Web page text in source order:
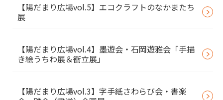
【陽だまり広場vol.5】エコクラフトのなかまたち
展
【陽だまり広場vol.4】墨遊会・石岡遊雅会「手描
き絵うちわ展＆衝立展」
【陽だまり広場vol.3】字手紙さわらび会・書楽